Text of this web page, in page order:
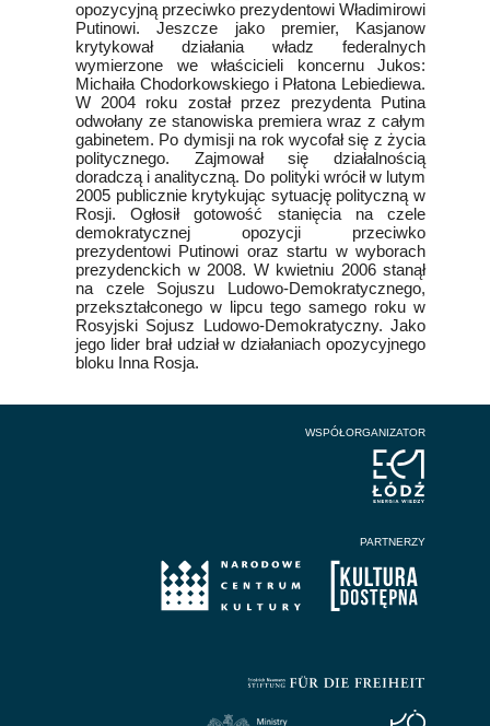
opozycyjną przeciwko prezydentowi Władimirowi
Putinowi. Jeszcze jako premier, Kasjanow
krytykował działania władz federalnych
wymierzone we właścicieli koncernu Jukos:
Michaiła Chodorkowskiego i Płatona Lebiediewa.
W 2004 roku został przez prezydenta Putina
odwołany ze stanowiska premiera wraz z całym
gabinetem. Po dymisji na rok wycofał się z życia
politycznego. Zajmował się działalnością
doradczą i analityczną. Do polityki wrócił w lutym
2005 publicznie krytykując sytuację polityczną w
Rosji. Ogłosił gotowość stanięcia na czele
demokratycznej opozycji przeciwko
prezydentowi Putinowi oraz startu w wyborach
prezydenckich w 2008. W kwietniu 2006 stanął
na czele Sojuszu Ludowo-Demokratycznego,
przekształconego w lipcu tego samego roku w
Rosyjski Sojusz Ludowo-Demokratyczny. Jako
jego lider brał udział w działaniach opozycyjnego
bloku Inna Rosja.
WSPÓŁORGANIZATOR
PARTNERZY